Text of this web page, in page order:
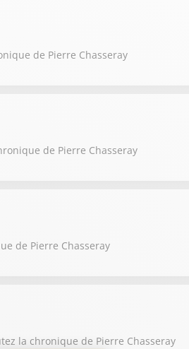
de Pierre Chasseray
de Pierre Chasseray
de Pierre Chasseray
la chronique de Pierre Chasseray